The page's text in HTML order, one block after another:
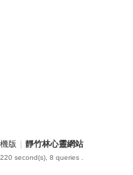
版 靜竹林心靈網站
second(s), 8 queries .